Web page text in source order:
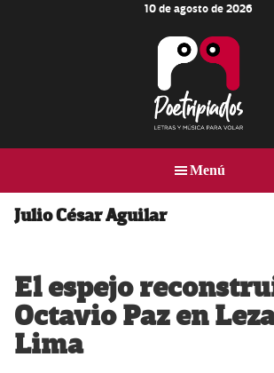
10 de agosto de 2026
MÚSICA
PARA
VOLAR
Menú
Julio César Aguilar
El espejo
Octavio Paz en
Lima